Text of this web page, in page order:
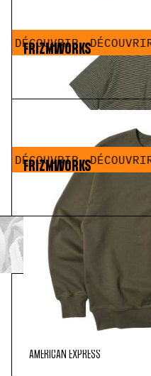
DÉCOUVRIR DÉCOUVRIR
FRIZMWORKS
Thin Stripe Half Tee Olive
35,00 €
DÉCOUVRIR DÉCOUVRIR
FRIZMWORKS
Service Label Sweatshirt Olive
95,00 € 47,50 €
PAIEMENT
SÉCURISÉ
AMERICAN EXPRESS